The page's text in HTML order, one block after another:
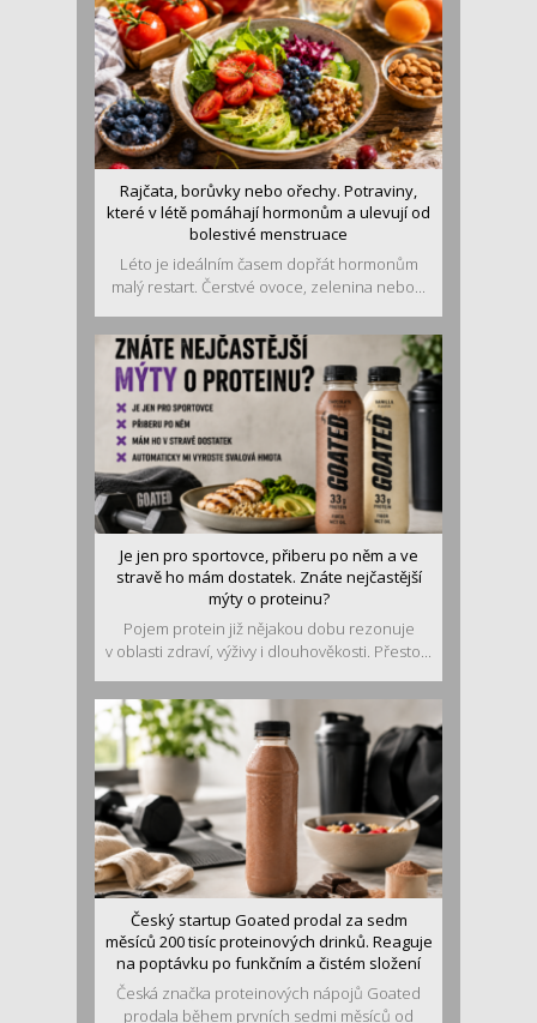
Rajčata, borůvky nebo ořechy. Potraviny,
které v létě pomáhají hormonům a ulevují od
bolestivé menstruace
Léto je ideálním časem dopřát hormonům
malý restart. Čerstvé ovoce, zelenina nebo...
Je jen pro sportovce, přiberu po něm a ve
stravě ho mám dostatek. Znáte nejčastější
mýty o proteinu?
Pojem protein již nějakou dobu rezonuje
v oblasti zdraví, výživy i dlouhověkosti. Přesto...
Český startup Goated prodal za sedm
měsíců 200 tisíc proteinových drinků. Reaguje
na poptávku po funkčním a čistém složení
Česká značka proteinových nápojů Goated
prodala během prvních sedmi měsíců od